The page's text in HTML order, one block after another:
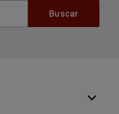
Buscar